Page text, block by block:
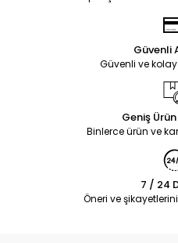
Güvenli
Güvenli ve
Geniş
Binlerce ürün ve
7 / 24
Öneri ve